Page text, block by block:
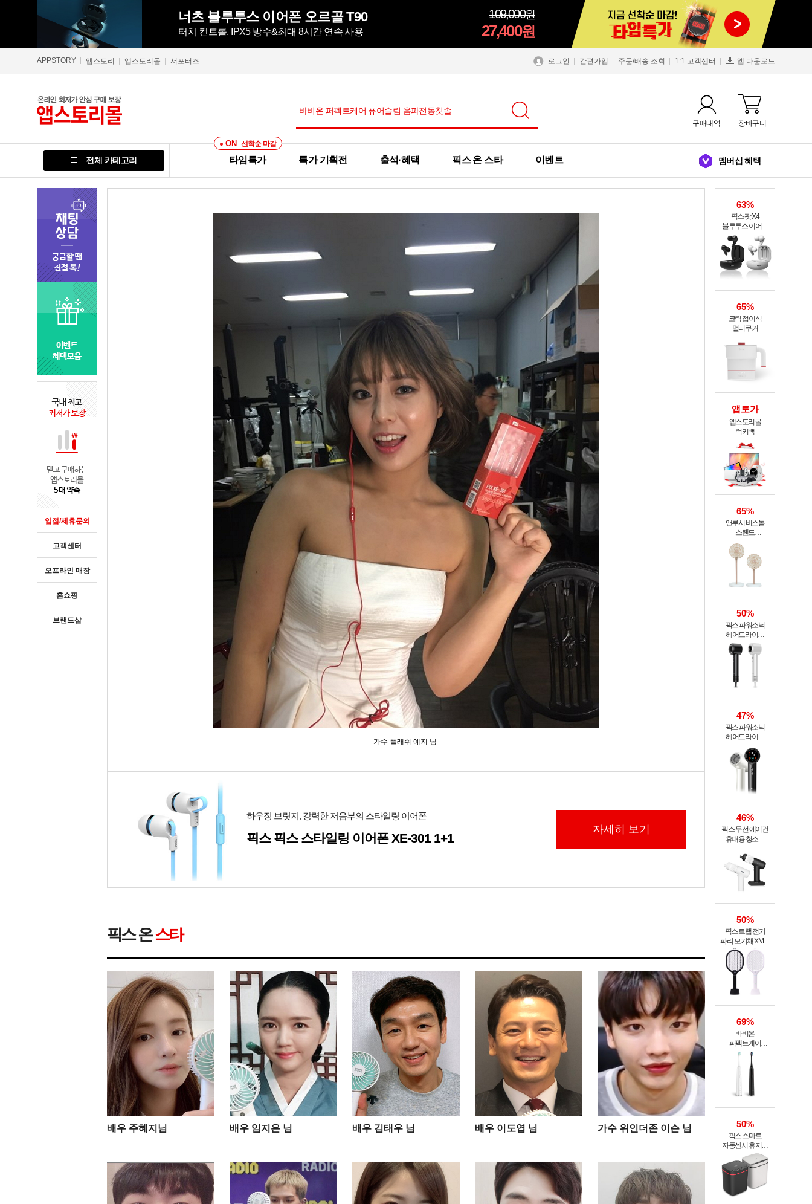
너츠 블루투스 이어폰 오르골 T90
터치 컨트롤, IPX5 방수&최대 8시간 연속 사용
109,000원
27,400원
APPSTORY 앱스토리 앱스토리몰 서포터즈 로그인 간편가입 주문/배송 조회 1:1 고객센터 앱 다운로드
구매내역 장바구니
전체 카테고리
ON 선착순 마감
타임특가 특가 기획전 출석·혜택 픽스 온 스타 이벤트 멤버십 혜택
가수 플래쉬 예지 님
하우징 브릿지, 강력한 저음부의 스타일링 이어폰
픽스 픽스 스타일링 이어폰 XE-301 1+1
자세히 보기
픽스 온스타
배우 주혜지님 배우 임지은 님 배우 김태우 님 배우 이도엽 님 가수 위인더존 이슨 님
입점/제휴문의
고객센터
오프라인 매장
홈쇼핑
브랜드샵
63%
픽스 팟 X4
블루투스 이어폰
XWS-303
65%
코릭 접이식
멀티쿠커
앱토가
앱스토리몰
럭키백
65%
앤루시 비스톰
스탠드
써큘레이터 ASF-
200A
50%
픽스 파워소닉
헤어드라이기
XHS-701
47%
픽스 파워소닉
헤어드라이기
XHS-702
46%
픽스 무선 에어건
휴대용 청소기
50%
픽스 트랩 전기
파리 모기채 XMR-
301
69%
바비온
퍼펙트케어
퓨어슬림
음파전동칫솔
50%
픽스 스마트
자동센서 휴지통
XSW-301